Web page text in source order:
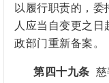
以履行职责的，
人应当自变更之
政部门重新备案。
第四十九条 慈